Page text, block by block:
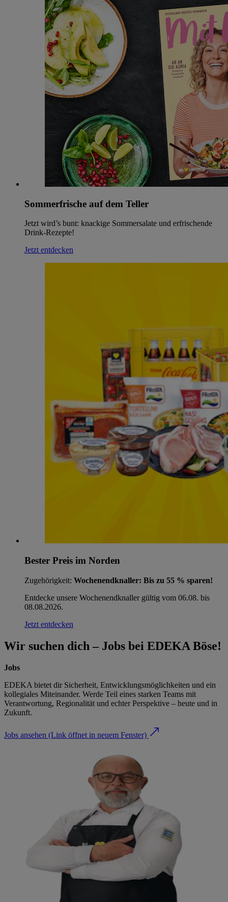
Sommerfrische auf dem Teller
Jetzt wird’s bunt: knackige Sommersalate und erfrischende
Drink-Rezepte!
Jetzt entdecken
Bester Preis im Norden
Zugehörigkeit: Wochenendknaller: Bis zu 55 % sparen!
Entdecke unsere Wochenendknaller gültig vom 06.08. bis
08.08.2026.
Jetzt entdecken
Wir suchen dich – Jobs bei EDEKA Böse!
Jobs
EDEKA bietet dir Sicherheit, Entwicklungsmöglichkeiten und ein
kollegiales Miteinander. Werde Teil eines starken Teams mit
Verantwortung, Regionalität und echter Perspektive – heute und in
Zukunft.
Jobs ansehen (Link öffnet in neuem Fenster)